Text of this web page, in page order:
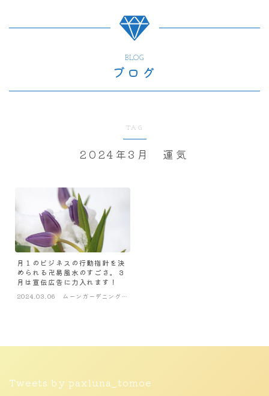
BLOG
ブログ
TAG
2024年3月 運気
月１のビジネスの行動指針を決
められる卍易風水のすごさ。３
月は宣伝広告に力入れます！
2024.03.06
ムーンガーデニング・
Tweets by paxluna_tomoe